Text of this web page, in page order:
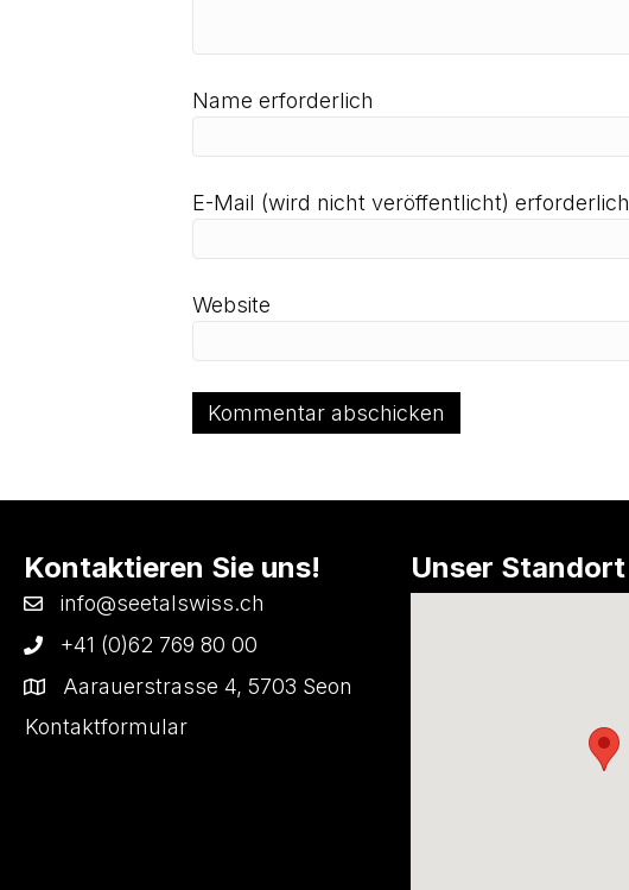
Name erforderlich
E-Mail (wird nicht veröffentlicht) erforderlich
Website
Kontaktieren Sie uns!
info@seetalswiss.ch
+41 (0)62 769 80 00
Aarauerstrasse 4, 5703 Seon
Kontaktformular
Unser Standort